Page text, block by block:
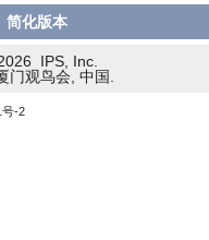
简化版本
IPS, Inc.
观鸟会, 中国.
号-2